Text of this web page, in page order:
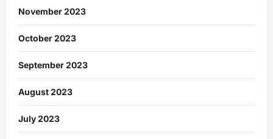
November 2023
October 2023
September 2023
August 2023
July 2023